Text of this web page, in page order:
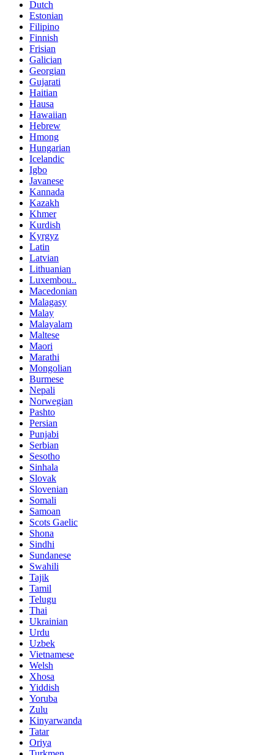
Dutch
Estonian
Filipino
Finnish
Frisian
Galician
Georgian
Gujarati
Haitian
Hausa
Hawaiian
Hebrew
Hmong
Hungarian
Icelandic
Igbo
Javanese
Kannada
Kazakh
Khmer
Kurdish
Kyrgyz
Latin
Latvian
Lithuanian
Luxembou..
Macedonian
Malagasy
Malay
Malayalam
Maltese
Maori
Marathi
Mongolian
Burmese
Nepali
Norwegian
Pashto
Persian
Punjabi
Serbian
Sesotho
Sinhala
Slovak
Slovenian
Somali
Samoan
Scots Gaelic
Shona
Sindhi
Sundanese
Swahili
Tajik
Tamil
Telugu
Thai
Ukrainian
Urdu
Uzbek
Vietnamese
Welsh
Xhosa
Yiddish
Yoruba
Zulu
Kinyarwanda
Tatar
Oriya